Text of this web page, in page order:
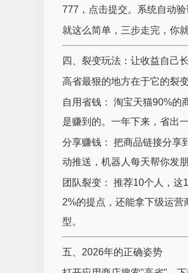
777，点击提交。系统自动
就这么简单，三步走完，你
四、裂变玩法：让收益自己
高省最狠的地方在于它的裂
自用省钱： 淘宝天猫90%的
是赚到的。一年下来，省出
分享赚钱： 把商品链接分享
动推送，机器人每天帮你发
团队裂变： 推荐10个人，
2%的提点，还能拿下级运
型。
五、2026年的正确姿势